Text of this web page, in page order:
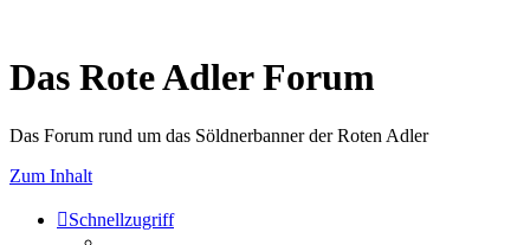
Das Rote Adler Forum
Das Forum rund um das Söldnerbanner der Roten Adler
Zum Inhalt
Schnellzugriff